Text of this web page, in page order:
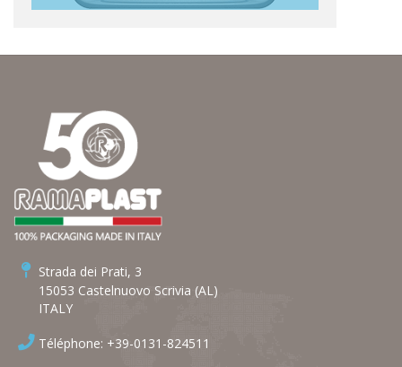
Strada dei Prati, 3
15053 Castelnuovo Scrivia (AL)
ITALY
Téléphone: +39-0131-824511